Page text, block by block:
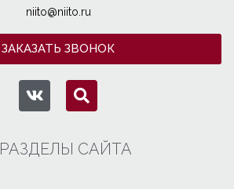
niito@niito.ru
ЗАКАЗАТЬ ЗВОНОК
РАЗДЕЛЫ САЙТА